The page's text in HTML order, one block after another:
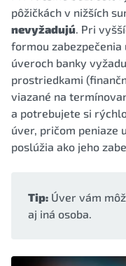
pôžičkách v nižších
nevyžadujú. Pri
formou zabezpečenia
úveroch banky
prostriedkami
viazané na
a potrebujete si
úver, pričom peniaze
poslúžia ako jeho
Tip: Úver vám
aj iná osoba.